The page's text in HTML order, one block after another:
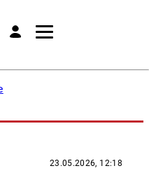
23.05.2026, 12:18